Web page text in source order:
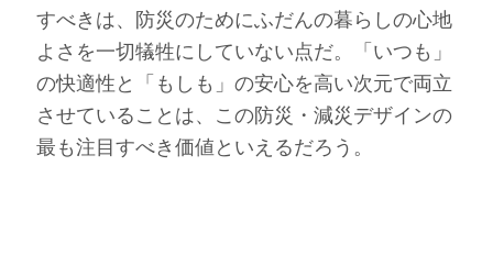
すべきは、防災のためにふだんの暮らしの心地
よさを一切犠牲にしていない点だ。「いつも」
の快適性と「もしも」の安心を高い次元で両立
させていることは、この防災・減災デザインの
最も注目すべき価値といえるだろう。